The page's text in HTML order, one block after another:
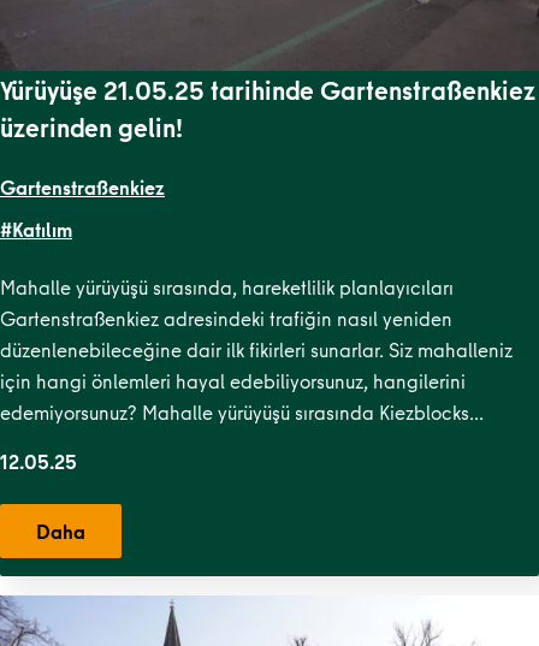
Yürüyüşe 21.05.25 tarihinde Gartenstraßenkiez
üzerinden gelin!
Gartenstraßenkiez
#Katılım
Mahalle yürüyüşü sırasında, hareketlilik planlayıcıları
Gartenstraßenkiez adresindeki trafiğin nasıl yeniden
düzenlenebileceğine dair ilk fikirleri sunarlar. Siz mahalleniz
için hangi önlemleri hayal edebiliyorsunuz, hangilerini
edemiyorsunuz? Mahalle yürüyüşü sırasında Kiezblocks…
12.05.25
Daha